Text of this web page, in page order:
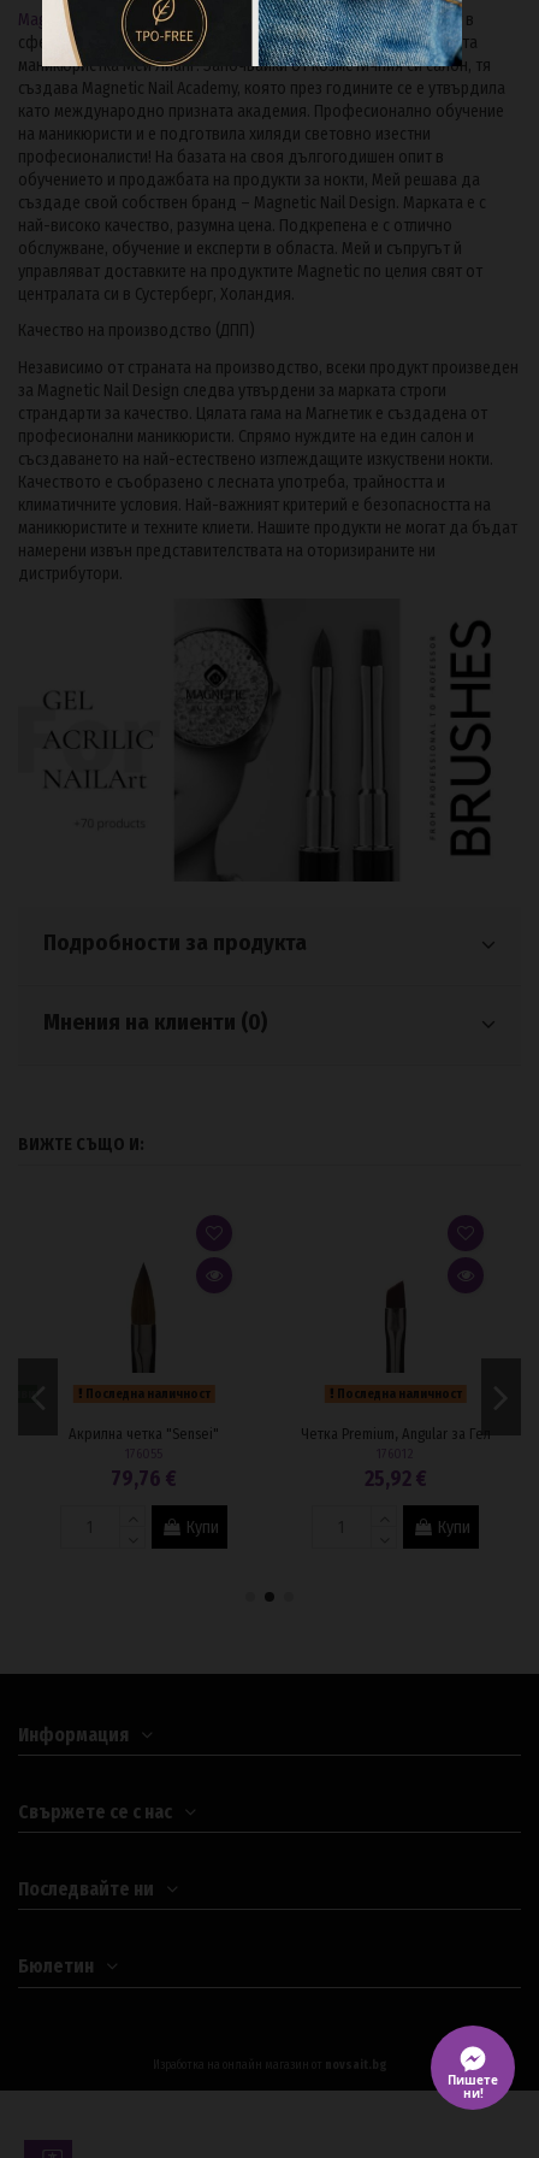
Magnetic Nail Desig n e световен бранд с над 45-годишен опит в
сферата на професионалния маникюр. Oснован от холандската
маникюристка Мей Лианг. Започвайки от козметичния си салон, тя
създава Magnetic Nail Academy, която през годините се е утвърдила
като международно призната академия. Професионално oбучение
на маникюристи и е подготвила хиляди световно изестни
професионалисти! На базата на своя дългогодишен опит в
обучението и продажбата на продукти за нокти, Мей решава да
създаде свой собствен бранд – Magnetic Nail Design. Марката е с
най-високо качество, разумна цена. Подкрепена е с отлично
обслужване, обучение и експерти в областа. Мей и съпругът й
управляват доставките на продуктите Magnetic по целия свят от
централата си в Сустерберг, Холандия.
Качество на производство (ДПП)
Независимо от страната на производство, всеки продукт произведен
за Magnetic Nail Design следва утвърдени за марката строги
страндарти за качество. Цялата гама на Магнетик е създадена от
професионални маникюристи. Спрямо нуждите на един салон и
съсздаването на най-естествено изглеждащите изкуствени нокти.
Качеството е съобразено с лесната употреба, трайността и
климатичните условия. Най-важният критерий е безопасността на
маникюристите и техните клиети. Нашите продукти не могат да бъдат
намерени извън представителствата на оторизираните ни
дистрибутори.
Подробности за продукта
Мнения на клиенти (0)
ВИЖТЕ СЪЩО И:
Последна наличност
Акрилна четка "Sensei"
79,76 €
Купи
Последна наличност
Четка Premium, Angular за Гел
25,92 €
Купи
Пишете
ни!
Информация
Свържете се с нас
Последвайте ни
Бюлетин
Изработка на онлайн магазин от novsait.bg